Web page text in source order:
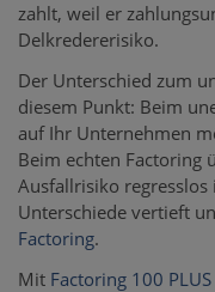
zahlt, weil er
Delkredererisiko.
Der Unterschied zum
diesem Punkt: Beim
auf Ihr Unternehmen
Beim echten Factoring
Ausfallrisiko
Unterschiede vertieft
Factoring.
Mit Factoring 100 PLUS